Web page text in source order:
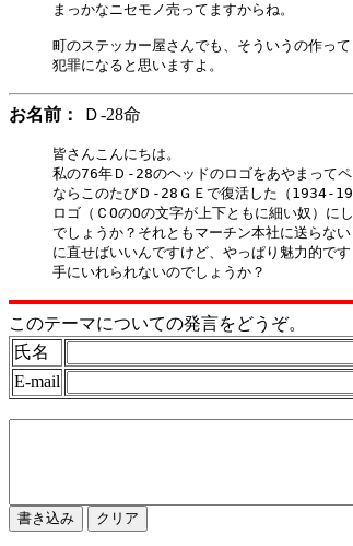
まっかなニセモノ売ってますからね。
町のステッカー屋さんでも、そういうの作っ
お名前： Ｄ-28命
皆さんこんにちは。
私の76年Ｄ-28のヘッドのロゴをあやまって
ならこのたびＤ-28ＧＥで復活した（1934-
ロゴ（ＣОのОの文字が上下ともに細い奴）に
でしょうか？それともマーチン本社に送らな
に直せばいいんですけど、やっぱり魅力的で
このテーマについての発言をどうぞ。
氏名
E-mail